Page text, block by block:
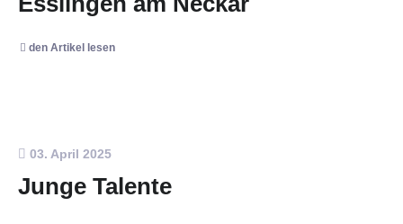
den Artikel lesen
03. April 2025
Junge Talente